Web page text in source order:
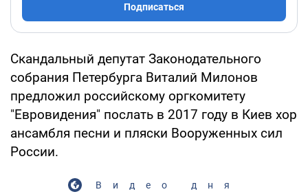
Подписаться
Скандальный депутат Законодательного
собрания Петербурга Виталий Милонов
предложил российскому оргкомитету
"Евровидения" послать в 2017 году в Киев хор
ансамбля песни и пляски Вооруженных сил
России.
Видео дня